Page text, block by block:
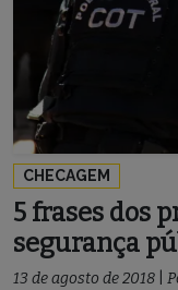
CHECAGEM
5 frases dos
segurança
13 de agosto de 2018